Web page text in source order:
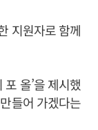
지원자로 함께
올’을 제시했
들어 가겠다는